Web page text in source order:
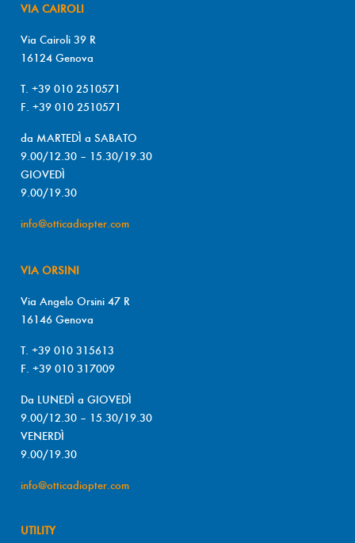
VIA CAIROLI
Via Cairoli 39 R
16124 Genova
T. +39 010 2510571
F. +39 010 2510571
da MARTEDÌ a SABATO
9.00/12.30 – 15.30/19.30
GIOVEDÌ
9.00/19.30
info@otticadiopter.com
VIA ORSINI
Via Angelo Orsini 47 R
16146 Genova
T. +39 010 315613
F. +39 010 317009
Da LUNEDÌ a GIOVEDÌ
9.00/12.30 – 15.30/19.30
VENERDÌ
9.00/19.30
info@otticadiopter.com
UTILITY